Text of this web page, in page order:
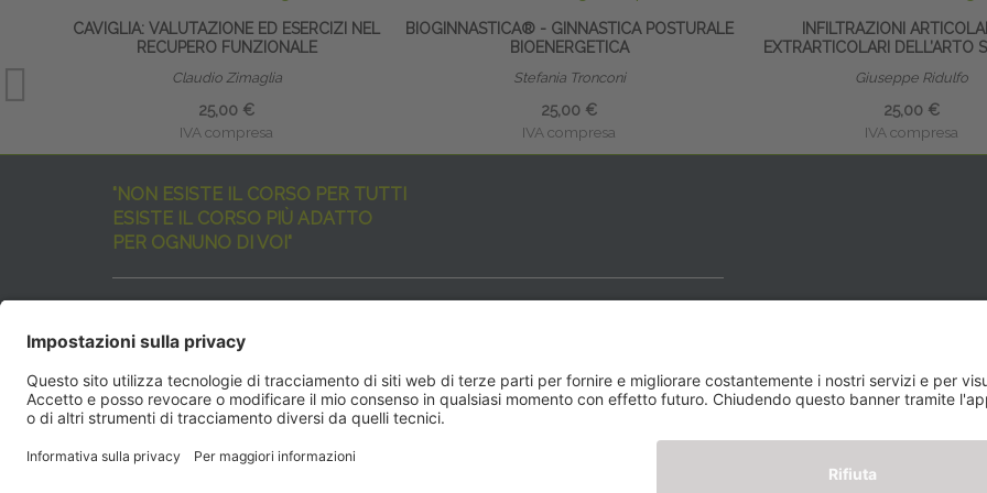
CAVIGLIA: VALUTAZIONE ED ESERCIZI NEL
RECUPERO FUNZIONALE
Claudio Zimaglia
25,00 €
IVA compresa
BIOGINNASTICA® - GINNASTICA POSTURALE
BIOENERGETICA
Stefania Tronconi
25,00 €
IVA compresa
INFILTRAZIONI
EXTRARTICOLARI DELL’ARTO
Giuseppe Ridulfo
25,00 €
IVA compresa
"NON ESISTE IL CORSO PER TUTTI
ESISTE IL CORSO PIÙ ADATTO
PER OGNUNO DI VOI"
ma rispondenti a diverse esigenze formative
e di aggiornamento professionale.
EdiAcademyvuole aiutarvi nella scelta dell’evento ideale
SEGUICI QUI: